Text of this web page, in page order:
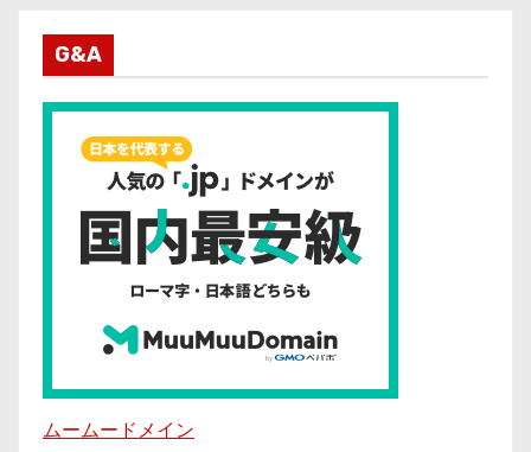
G&A
ムームードメイン